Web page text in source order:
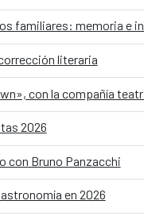
literaria
2026
con Bruno Panzacchi
en 2026